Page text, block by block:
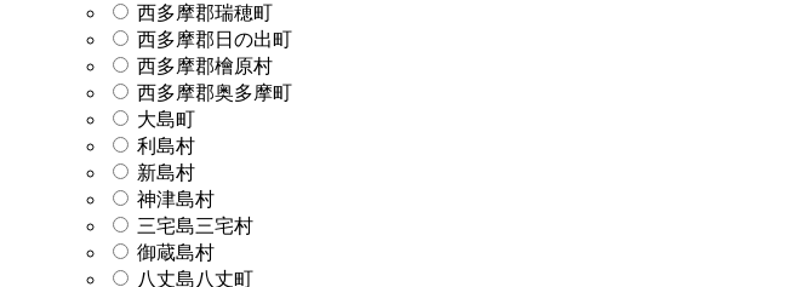
西多摩郡瑞穂町
西多摩郡日の出町
西多摩郡檜原村
西多摩郡奥多摩町
大島町
利島村
新島村
神津島村
三宅島三宅村
御蔵島村
八丈島八丈町